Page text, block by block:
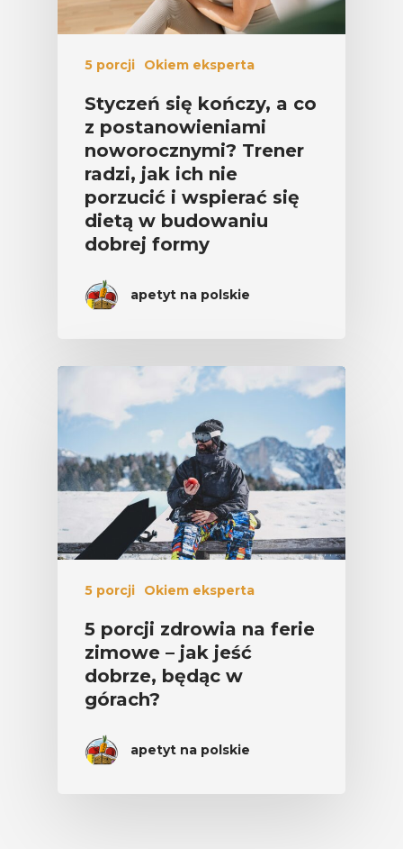
5 porcji Okiem eksperta
Styczeń się kończy, a co
z postanowieniami
noworocznymi? Trener
radzi, jak ich nie
porzucić i wspierać się
dietą w budowaniu
dobrej formy
apetyt na polskie
5 porcji Okiem eksperta
5 porcji zdrowia na ferie
zimowe – jak jeść
dobrze, będąc w
górach?
apetyt na polskie